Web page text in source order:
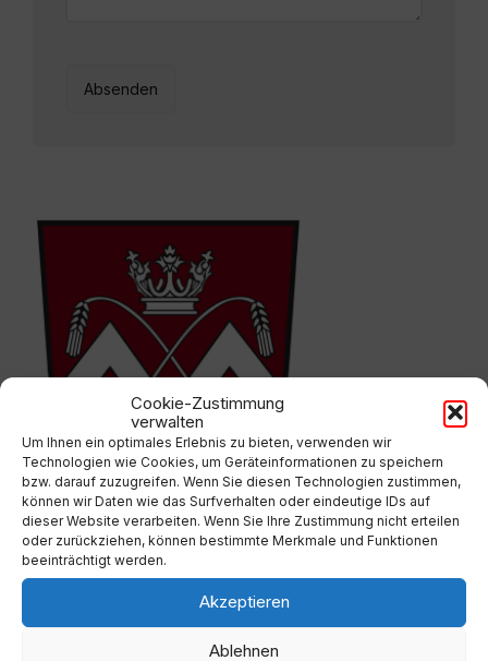
Cookie-Zustimmung
verwalten
Um Ihnen ein optimales Erlebnis zu bieten, verwenden wir
Technologien wie Cookies, um Geräteinformationen zu speichern
bzw. darauf zuzugreifen. Wenn Sie diesen Technologien zustimmen,
können wir Daten wie das Surfverhalten oder eindeutige IDs auf
dieser Website verarbeiten. Wenn Sie Ihre Zustimmung nicht erteilen
oder zurückziehen, können bestimmte Merkmale und Funktionen
beeinträchtigt werden.
Akzeptieren
Ablehnen
Gemeinde Maria Rain
Kirchenstraße 1